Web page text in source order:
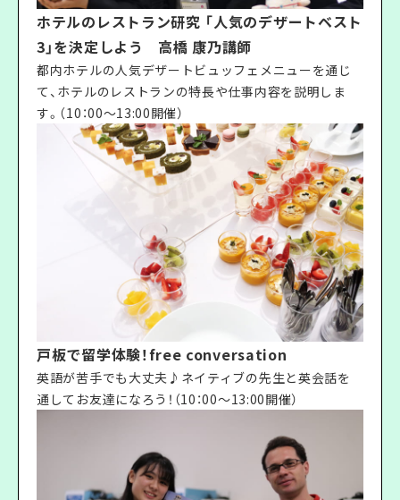
ホテルのレストラン研究 「人気のデザートベスト
3」を決定しよう 高橋 康乃講師
都内ホテルの人気デザートビュッフェメニューを通じ
て、ホテルのレストランの特長や仕事内容を説明しま
す。（10：00〜13:00開催）
戸板で留学体験！free conversation
英語が苦手でも大丈夫♪ネイティブの先生と英会話を
通してお友達になろう！（10：00〜13:00開催）